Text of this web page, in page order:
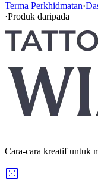
Terma Perkhidmatan·
·Produk daripada
Cara-cara kreatif untuk